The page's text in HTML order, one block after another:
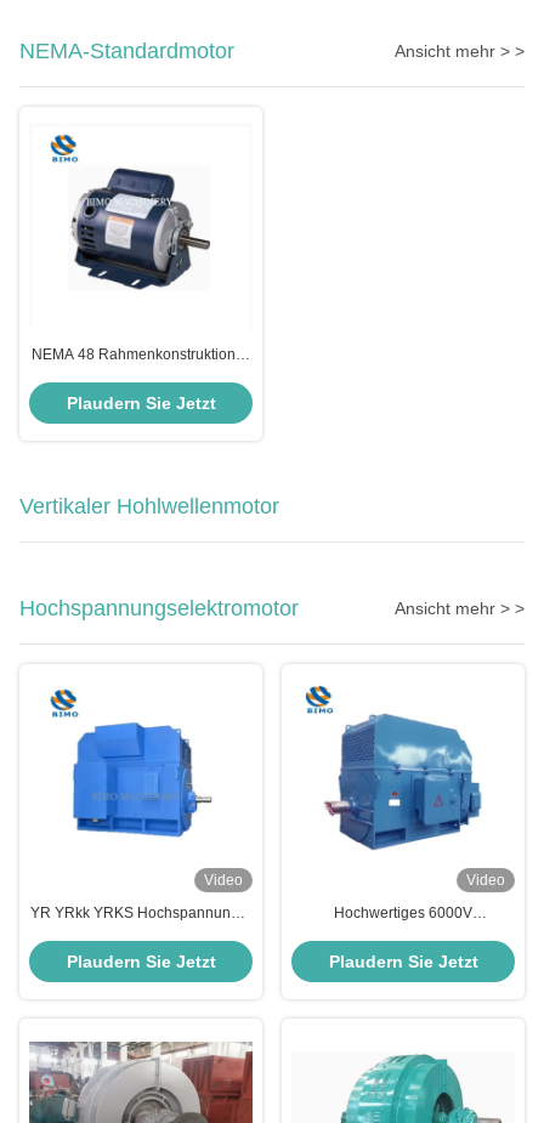
NEMA-Standardmotor Ansicht mehr > >
NEMA 48 Rahmenkonstruktion N
Wechselstrommotor 1/2 PS
Elastizer Basismotor
Plaudern Sie Jetzt
Vertikaler Hohlwellenmotor
Hochspannungselektromotor Ansicht mehr > >
Video
YR YRkk YRKS Hochspannungs-
Wunde Rotor Rutschring Motor
Plaudern Sie Jetzt
Video
Hochwertiges 6000V
Asynchrone Wechselstrommotor
Plaudern Sie Jetzt